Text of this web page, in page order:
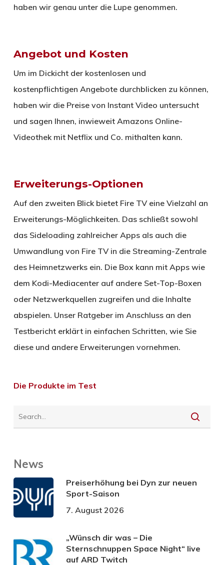
haben wir genau unter die Lupe genommen.
Angebot und Kosten
Um im Dickicht der kostenlosen und
kostenpflichtigen Angebote durchblicken zu können,
haben wir die Preise von Instant Video untersucht
und sagen Ihnen, inwieweit Amazons Online-
Videothek mit Netflix und Co. mithalten kann.
Erweiterungs-Optionen
Auf den zweiten Blick bietet Fire TV eine Vielzahl an
Erweiterungs-Möglichkeiten. Das schließt sowohl
das Sideloading zahlreicher Apps als auch die
Umwandlung von Fire TV in die Streaming-Zentrale
des Heimnetzwerks ein. Die Box kann mit Apps wie
dem Kodi-Mediacenter auf andere Set-Top-Boxen
oder Netzwerkquellen zugreifen und die Inhalte
abspielen. Unser Ratgeber im Anschluss an den
Testbericht erklärt in einfachen Schritten, wie Sie
diese und andere Erweiterungen vornehmen.
Die Produkte im Test
News
Preiserhöhung bei Dyn zur neuen
Sport-Saison
7. August 2026
„Wünsch dir was – Die
Sternschnuppen Space Night“ live
auf ARD Twitch